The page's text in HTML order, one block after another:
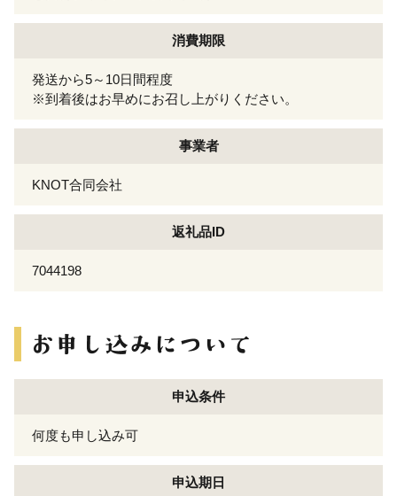
消費期限
発送から5～10日間程度
※到着後はお早めにお召し上がりください。
事業者
KNOT合同会社
返礼品ID
7044198
申込条件
何度も申し込み可
申込期日